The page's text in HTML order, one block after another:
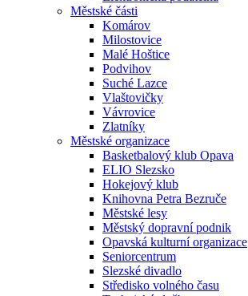
Městské části
Komárov
Milostovice
Malé Hoštice
Podvihov
Suché Lazce
Vlaštovičky
Vávrovice
Zlatníky
Městské organizace
Basketbalový klub Opava
ELIO Slezsko
Hokejový klub
Knihovna Petra Bezruče
Městské lesy
Městský dopravní podnik
Opavská kulturní organizace
Seniorcentrum
Slezské divadlo
Středisko volného času